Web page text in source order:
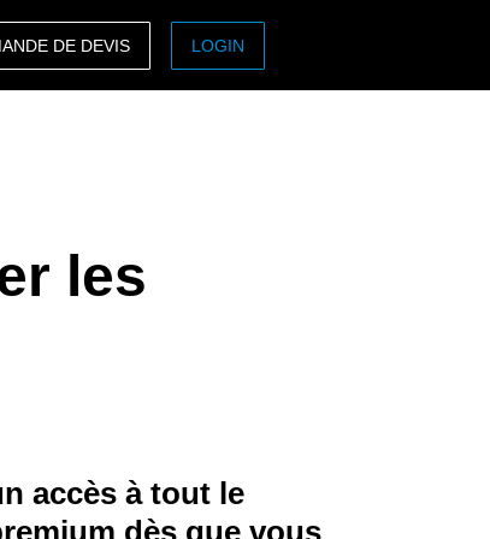
日本（日本語)
DE DEVIS LOGIN
les
accès à tout le
dès que vous